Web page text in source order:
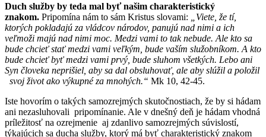
Duch služby by teda mal byť našim charakteristický
znakom. Pripomína nám to sám Kristus slovami:
„Viete, že tí,
ktorých pokladajú za vládcov národov, panujú nad nimi a ich
veľmoži majú nad nimi moc. Medzi vami to tak nebude. Ale kto sa
bude chcieť stať medzi vami veľkým, bude vaším služobníkom. A kto
bude chcieť byť medzi vami prvý, bude sluhom všetkých. Lebo ani
Syn človeka neprišiel, aby sa dal obsluhovať, ale aby slúžil a položil
svoj život ako výkupné za mnohých.“ Mk 10, 42-45.
Iste hovorím o takých samozrejmých skutočnostiach, že by si hádam
ani nezasluhovali pripomínanie. Ale v dnešný deň je hádam vhodná
príležitosť na ozrejmenie aj zdanlivo samozrejmých súvislostí,
týkajúcich sa ducha služby, ktorý má byť charakteristický znakom